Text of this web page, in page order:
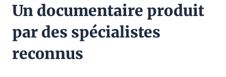
Un documentaire produit
par des spécialistes
reconnus